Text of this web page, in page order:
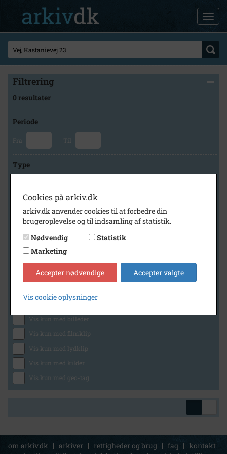
Filtrering
0 resultater
Periode
Fra Til
Type
Arkiv
Højelse Sognearkiv
Generelt
Vis kun med billeder
Vis kun med filmklip
Vis kun med lydklip
Vis kun med kilder
Vis kun med geo-tag
om arkiv.dk | arkiver | rettigheder og brug | faq | kontakt
Cookies på arkiv.dk
arkiv.dk anvender cookies til at forbedre din
brugeroplevelse og til indsamling af statistik.
Nødvendig
Statistik
Marketing
Accepter nødvendige Accepter valgte
Vis cookie oplysninger